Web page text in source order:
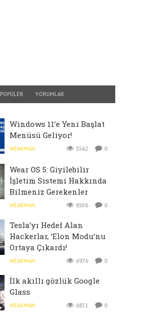
POPÜLER YORUMLAR
Windows 11’e Yeni Başlat
Menüsü Geliyor!
WEARMAN 5562 0
Wear OS 5: Giyilebilir
İşletim Sistemi Hakkında
Bilmeniz Gerekenler
WEARMAN 8506 0
Tesla’yı Hedef Alan
Hackerlar, ‘Elon Modu’nu
Ortaya Çıkardı!
WEARMAN 6976 0
İlk akıllı gözlük Google
Glass
WEARMAN 6851 0